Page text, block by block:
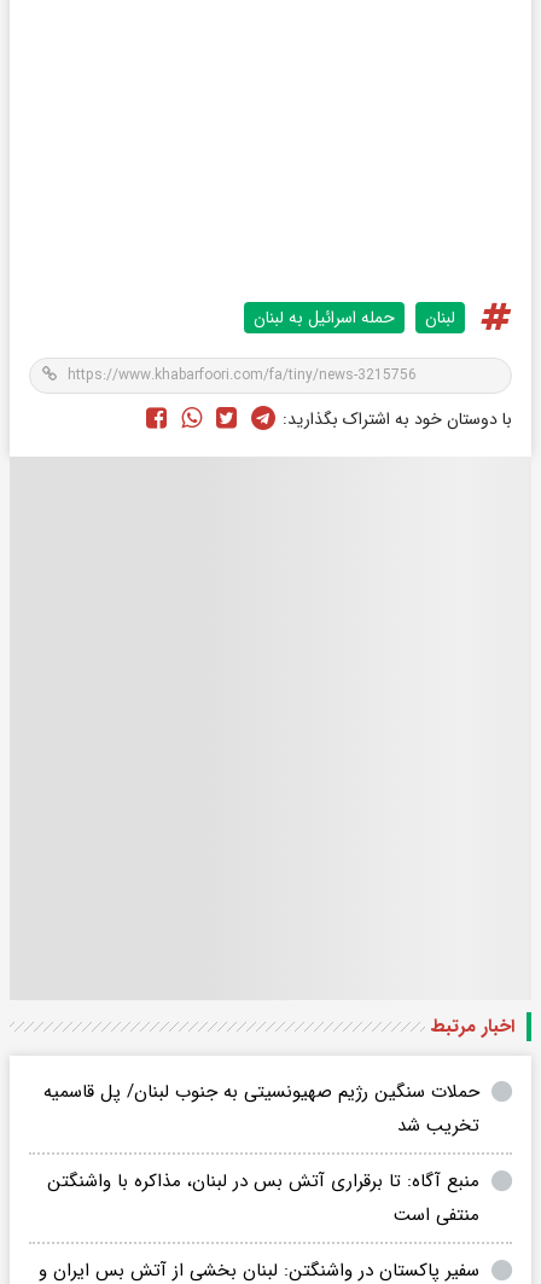
لبنان حمله اسرائیل به لبنان
با دوستان خود به اشتراک بگذارید:
اخبار مرتبط
حملات سنگین رژیم صهیونسیتی به جنوب لبنان/ پل قاسمیه
تخریب شد
منبع آگاه: تا برقراری آتش بس در لبنان، مذاکره با واشنگتن
منتفی است
سفیر پاکستان در واشنگتن: لبنان بخشی از آتش بس ایران و